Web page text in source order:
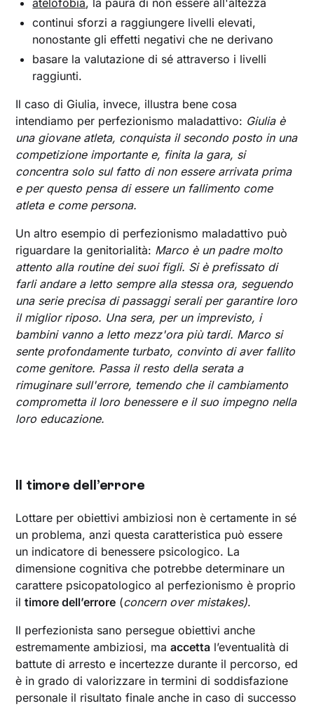
atelofobia, la paura di non essere all'altezza
continui sforzi a raggiungere livelli elevati,
nonostante gli effetti negativi che ne derivano
basare la valutazione di sé attraverso i livelli
raggiunti.
Il caso di Giulia, invece, illustra bene cosa
intendiamo per perfezionismo maladattivo: Giulia è
una giovane atleta, conquista il secondo posto in una
competizione importante e, finita la gara, si
concentra solo sul fatto di non essere arrivata prima
e per questo pensa di essere un fallimento come
atleta e come persona.
Un altro esempio di perfezionismo maladattivo può
riguardare la genitorialità: Marco è un padre molto
attento alla routine dei suoi figli. Si è prefissato di
farli andare a letto sempre alla stessa ora, seguendo
una serie precisa di passaggi serali per garantire loro
il miglior riposo. Una sera, per un imprevisto, i
bambini vanno a letto mezz'ora più tardi. Marco si
sente profondamente turbato, convinto di aver fallito
come genitore. Passa il resto della serata a
rimuginare sull'errore, temendo che il cambiamento
comprometta il loro benessere e il suo impegno nella
loro educazione.
Il timore dell’errore
Lottare per obiettivi ambiziosi non è certamente in sé
un problema, anzi questa caratteristica può essere
un indicatore di benessere psicologico. La
dimensione cognitiva che potrebbe determinare un
carattere psicopatologico al perfezionismo è proprio
iltimore dell’errore (concern over mistakes).
Il perfezionista sano persegue obiettivi anche
estremamente ambiziosi, maaccetta l’eventualità di
battute di arresto e incertezze durante il percorso, ed
è in grado di valorizzare in termini di soddisfazione
personale il risultato finale anche in caso di successo